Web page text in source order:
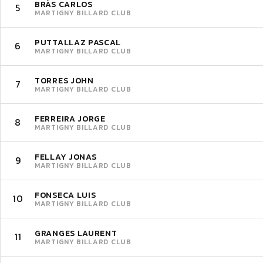
5 BRÀS CARLOS
MARTIGNY BILLARD CLUB
6 PUTTALLAZ PASCAL
MARTIGNY BILLARD CLUB
7 TORRES JOHN
MARTIGNY BILLARD CLUB
8 FERREIRA JORGE
MARTIGNY BILLARD CLUB
9 FELLAY JONAS
MARTIGNY BILLARD CLUB
10 FONSECA LUIS
MARTIGNY BILLARD CLUB
11 GRANGES LAURENT
MARTIGNY BILLARD CLUB